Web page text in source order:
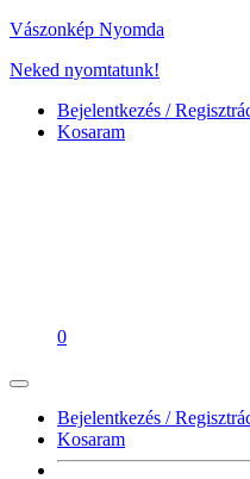
Vászonkép Nyomda
Neked nyomtatunk!
Bejelentkezés /
Kosaram
0
Bejelentkezés /
Kosaram